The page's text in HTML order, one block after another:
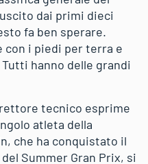
dai primi dieci
fa ben sperare.
con i piedi per terra e
hanno delle grandi
tecnico esprime
atleta della
che ha conquistato il
Summer Gran Prix, si